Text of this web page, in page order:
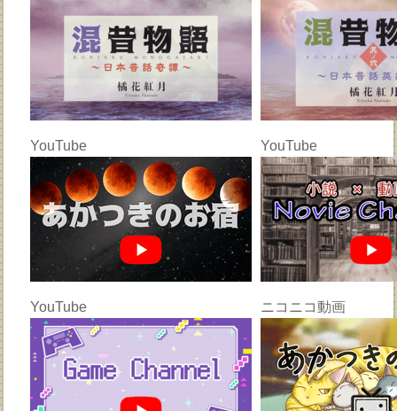
YouTube YouTube
YouTube ニコニコ動画